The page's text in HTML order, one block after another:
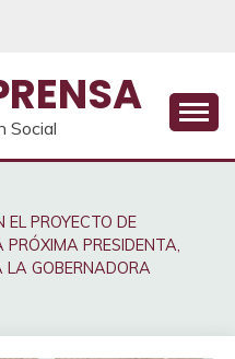
Social
EL PROYECTO DE
PRÓXIMA PRESIDENTA,
LA GOBERNADORA